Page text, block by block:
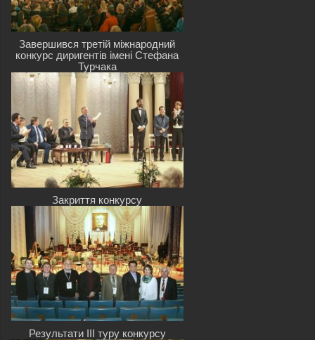
Завершився третій міжнародний
конкурс диригентів імені Стефана
Турчака
Закриття конкурсу
Результати III туру конкурсу